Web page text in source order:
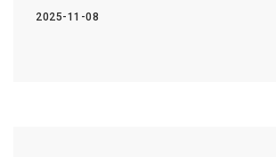
2025-11-08